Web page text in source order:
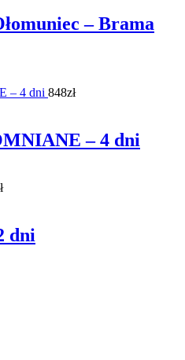
– Brama
848zł
– 4 dni
dni